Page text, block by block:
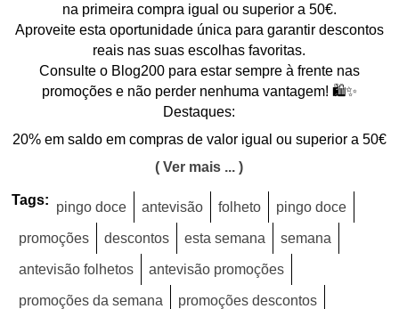
na primeira compra igual ou superior a 50€.
Aproveite esta oportunidade única para garantir descontos
reais nas suas escolhas favoritas.
Consulte o Blog200 para estar sempre à frente nas
promoções e não perder nenhuma vantagem! 🛍️✨
Destaques:
20% em saldo em compras de valor igual ou superior a 50€
( Ver mais ... )
Tags: pingo doce antevisão folheto pingo doce
promoções descontos esta semana semana
antevisão folhetos antevisão promoções
promoções da semana promoções descontos